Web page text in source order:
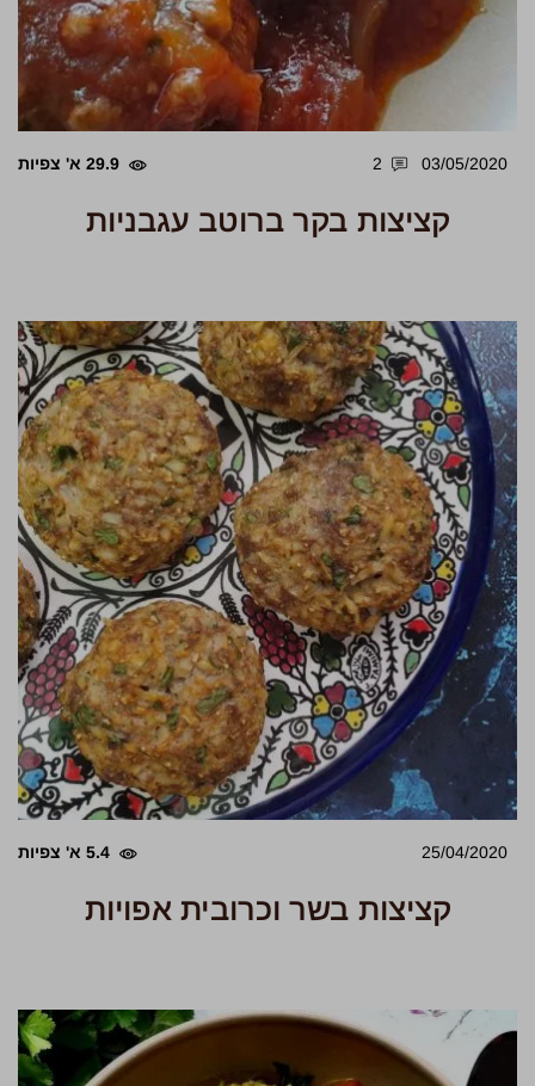
03/05/2020
2 29.9 א' צפיות
קציצות בקר ברוטב עגבניות
25/04/2020 5.4 א' צפיות
קציצות בשר וכרובית אפויות